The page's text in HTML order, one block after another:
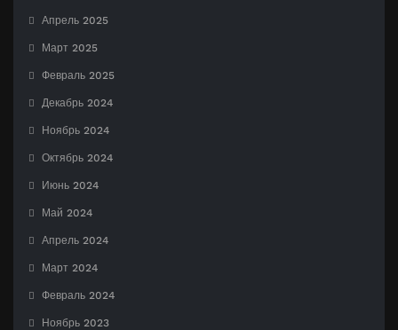
Апрель 2025
Март 2025
Февраль 2025
Декабрь 2024
Ноябрь 2024
Октябрь 2024
Июнь 2024
Май 2024
Апрель 2024
Март 2024
Февраль 2024
Ноябрь 2023